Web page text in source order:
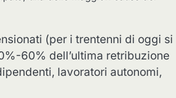
(per i trentenni di oggi si
60% dell’ultima retribuzione
lavoratori autonomi,